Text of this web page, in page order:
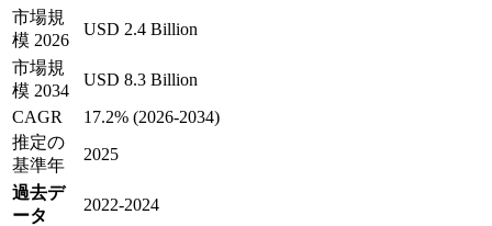
市場規
模 2026
USD 2.4 Billion
市場規
模 2034
USD 8.3 Billion
CAGR
17.2% (2026-2034)
推定の
基準年
2025
過去デ
ータ
2022-2024